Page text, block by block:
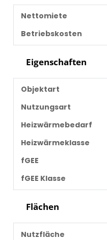
Nettomiete
Betriebskosten
Eigenschaften
Objektart
Nutzungsart
Heizwärmebedarf
Heizwärmeklasse
fGEE
fGEE Klasse
Flächen
Nutzfläche